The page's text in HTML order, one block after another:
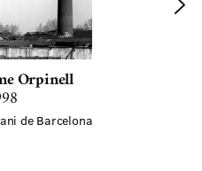
Orpinell
de Barcelona